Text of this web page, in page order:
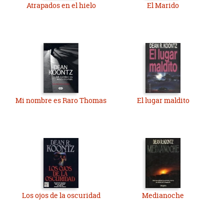
Atrapados en el hielo El Marido
Mi nombre es Raro Thomas El lugar maldito
Los ojos de la oscuridad Medianoche